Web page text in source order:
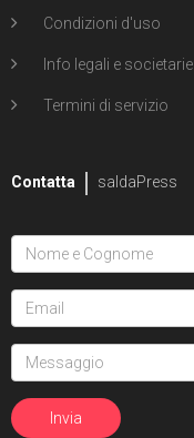
Condizioni d'uso
Info legali e societarie
Termini di servizio
Contatta saldaPress